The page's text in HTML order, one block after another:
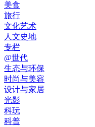
美食
旅行
文化艺术
人文史地
专栏
@世代
生态与环保
时尚与美容
设计与家居
光影
科玩
科普